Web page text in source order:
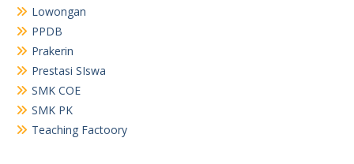
Lowongan
PPDB
Prakerin
Prestasi SIswa
SMK COE
SMK PK
Teaching Factoory